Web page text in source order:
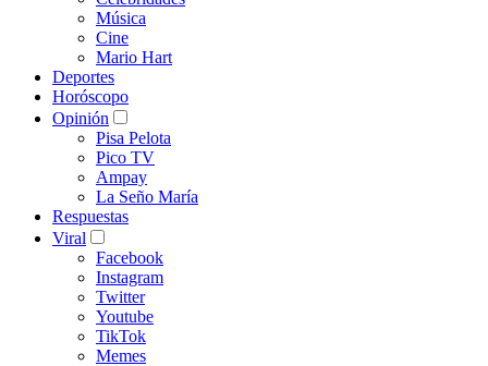
Música
Cine
Mario Hart
Deportes
Horóscopo
Opinión
Pisa Pelota
Pico TV
Ampay
La Seño María
Respuestas
Viral
Facebook
Instagram
Twitter
Youtube
TikTok
Memes